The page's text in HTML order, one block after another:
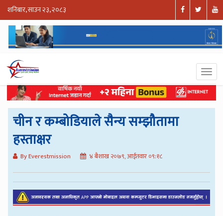
शनिबार, साउन २३, २०८३
चीन र कम्बोडियाले सैन्य सम्झौतामा
हस्ताक्षर
By Everestmission ४ बैशाख २०७९, आईतवार ०९:१८